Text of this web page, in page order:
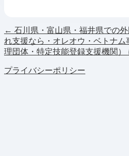
← 石川県・富山県・福井県での
れ支援なら・オレオウ・ベトナ
理団体・特定技能登録支援機関）
プライバシーポリシー